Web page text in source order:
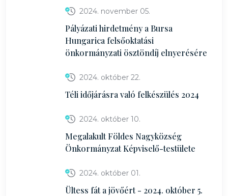
2024. november 05.
Pályázati hirdetmény a Bursa
Hungarica felsőoktatási
önkormányzati ösztöndíj elnyerésére
2024. október 22.
Téli időjárásra való felkészülés 2024
2024. október 10.
Megalakult Földes Nagyközség
Önkormányzat Képviselő-testülete
2024. október 01.
Ültess fát a jövőért - 2024. október 5.